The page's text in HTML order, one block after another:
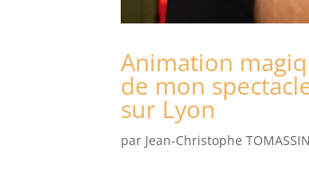
Animation
de mon
sur Lyon
par Jean-Christophe